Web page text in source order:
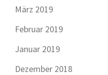
März 2019
Februar 2019
Januar 2019
Dezember 2018